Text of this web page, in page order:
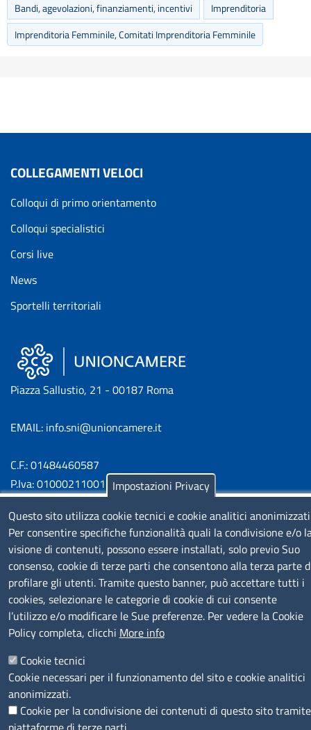
Bandi, agevolazioni, finanziamenti, incentivi
Imprenditoria
Imprenditoria Femminile, Comitati Imprenditoria Femminile
COLLEGAMENTI VELOCI
Colloqui di primo orientamento
Colloqui specialistici
Corsi live
News
Sportelli territoriali
Piazza Sallustio, 21 - 00187 Roma
EMAIL: info.sni@unioncamere.it
C.F.: 01484460587
P.Iva: 01000211001
SERVIZIO REALIZZATO DA
SEGUICI SU
Note legali Privacy e cookie policy
Impostazioni Privacy
Questo sito utilizza cookie tecnici e cookie analitici
Per consentire specifiche funzionalità quali la condivisione e/o
visione di contenuti, possono essere installati, solo previo Suo
consenso, cookie di terze parti che consentono alla terza parte
profilare gli utenti. Tramite questo banner, può accettare tutti i
cookies, selezionare le categorie di cookie di cui consente
l’utilizzo e/o modificare le Sue preferenze. Per vedere la Cookie
Policy completa, clicchi More info
Cookie tecnici
Cookie necessari per il funzionamento del sito e cookie analitici
anonimizzati.
Cookie per la condivisione dei contenuti di questo sito tramite